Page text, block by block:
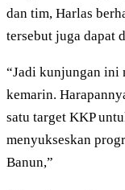
dan tim, Harlas
tersebut juga dapat
“Jadi kunjungan ini
kemarin.
satu target KKP
menyukseskan
Banun,”